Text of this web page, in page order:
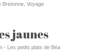
Bretonne Voyage
jaunes
- Les petits plats de Béa